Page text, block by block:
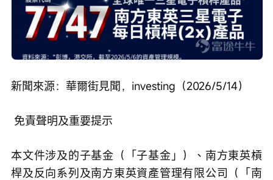
新聞來源：華爾街見聞，investing（2026/5/14）
免責聲明及重要提示
本文件涉及的子基金（「子基金」）、南方東英槓
桿及反向系列及南方東英資產管理有限公司（「南